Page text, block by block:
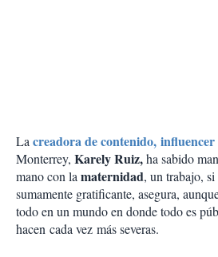
Lacreadora de contenido,
Monterrey, Karely Ruiz,ha sabido
mano con lamaternidad, un trabajo,
sumamente gratificante, asegura,
todo en un mundo en donde todo es
hacen cada vez más severas.